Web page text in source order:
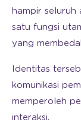
hampir seluruh
satu fungsi
yang
Identitas
komunikasi
memperoleh
interaksi.